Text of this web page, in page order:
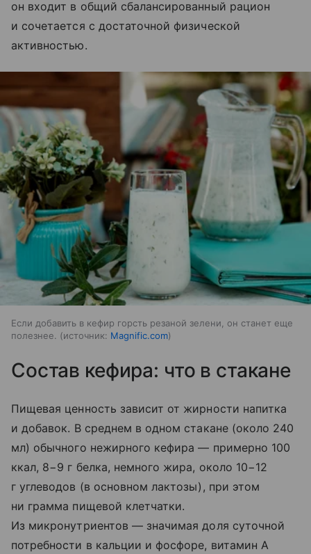
он входит в общий сбалансированный рацион
и сочетается с достаточной физической
активностью.
Если добавить в кефир горсть резаной зелени, он станет еще
полезнее.
источник: Magnific.com
Состав кефира: что в стакане
Пищевая ценность зависит от жирности напитка
и добавок. В среднем в одном стакане (около 240
мл) обычного нежирного кефира — примерно 100
ккал, 8−9 г белка, немного жира, около 10−12
г углеводов (в основном лактозы), при этом
ни грамма пищевой клетчатки.
Из микронутриентов — значимая доля суточной
потребности в кальции и фосфоре, витамин A